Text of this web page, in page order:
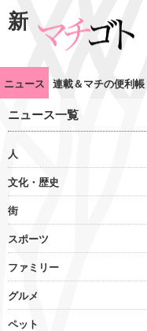
新
ニュース 連載＆マチの便利帳
ニュース一覧
人
文化・歴史
街
スポーツ
ファミリー
グルメ
ペット